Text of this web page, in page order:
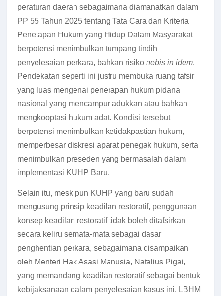
peraturan daerah sebagaimana diamanatkan dalam
PP 55 Tahun 2025 tentang Tata Cara dan Kriteria
Penetapan Hukum yang Hidup Dalam Masyarakat
berpotensi menimbulkan tumpang tindih
penyelesaian perkara, bahkan risiko nebis in idem.
Pendekatan seperti ini justru membuka ruang tafsir
yang luas mengenai penerapan hukum pidana
nasional yang mencampur adukkan atau bahkan
mengkooptasi hukum adat. Kondisi tersebut
berpotensi menimbulkan ketidakpastian hukum,
memperbesar diskresi aparat penegak hukum, serta
menimbulkan preseden yang bermasalah dalam
implementasi KUHP Baru.
Selain itu, meskipun KUHP yang baru sudah
mengusung prinsip keadilan restoratif, penggunaan
konsep keadilan restoratif tidak boleh ditafsirkan
secara keliru semata-mata sebagai dasar
penghentian perkara, sebagaimana disampaikan
oleh Menteri Hak Asasi Manusia, Natalius Pigai,
yang memandang keadilan restoratif sebagai bentuk
kebijaksanaan dalam penyelesaian kasus ini. LBHM